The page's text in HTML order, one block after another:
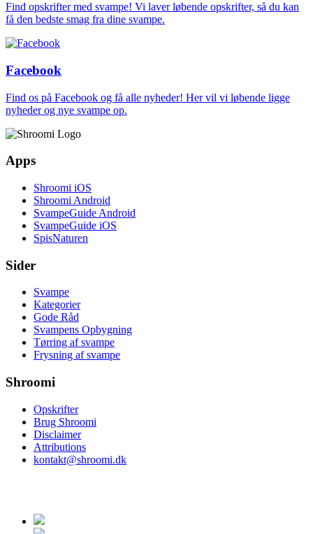
Find opskrifter med svampe! Vi laver løbende opskrifter, så du kan
få den bedste smag fra dine svampe.
Facebook
Find os på Facebook og få alle nyheder! Her vil vi løbende ligge
nyheder og nye svampe op.
Apps
Shroomi iOS
Shroomi Android
SvampeGuide Android
SvampeGuide iOS
SpisNaturen
Sider
Svampe
Kategorier
Gode Råd
Svampens Opbygning
Tørring af svampe
Frysning af svampe
Shroomi
Opskrifter
Brug Shroomi
Disclaimer
Attributions
kontakt@shroomi.dk